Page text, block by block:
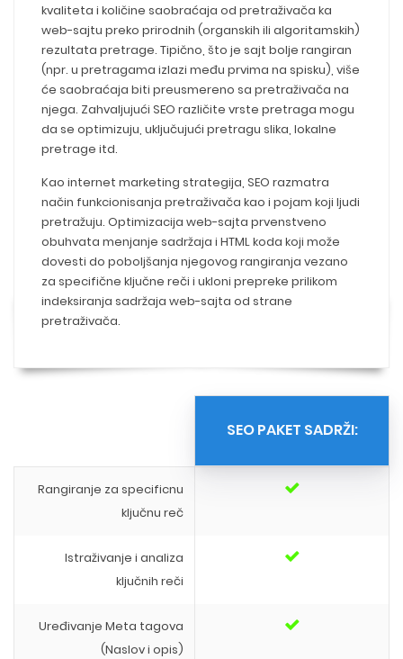
kvaliteta i količine saobraćaja od pretraživača ka
web-sajtu preko prirodnih (organskih ili algoritamskih)
rezultata pretrage. Tipično, što je sajt bolje rangiran
(npr. u pretragama izlazi među prvima na spisku), više
će saobraćaja biti preusmereno sa pretraživača na
njega. Zahvaljujući SEO različite vrste pretraga mogu
da se optimizuju, uključujući pretragu slika, lokalne
pretrage itd.
Kao internet marketing strategija, SEO razmatra
način funkcionisanja pretraživača kao i pojam koji ljudi
pretražuju. Optimizacija web-sajta prvenstveno
obuhvata menjanje sadržaja i HTML koda koji može
dovesti do poboljšanja njegovog rangiranja vezano
za specifične ključne reči i ukloni prepreke prilikom
indeksiranja sadržaja web-sajta od strane
pretraživača.
SEO PAKET SADRŽI:
Rangiranje za specificnu
ključnu reč
Istraživanje i analiza
ključnih reči
Uređivanje Meta tagova
(Naslov i opis)